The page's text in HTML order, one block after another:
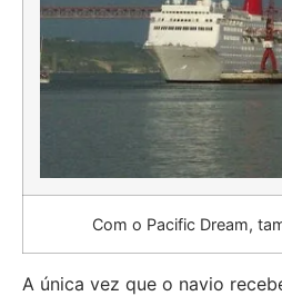
Com o Pacific Dream,
A única vez que o navio